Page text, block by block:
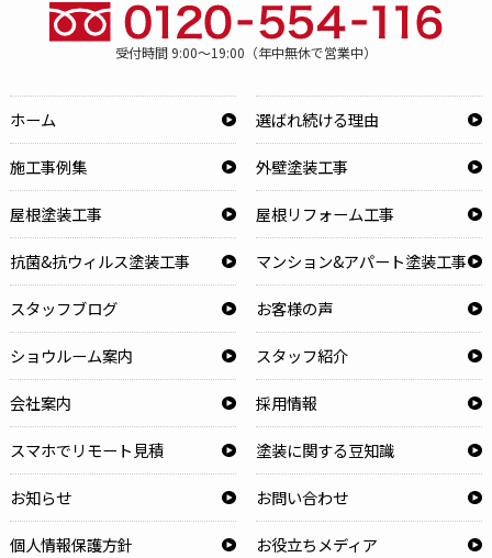
受付時間 9:00～19:00（年中無休で営業中）
ホーム 選ばれ続ける理由
施工事例集 外壁塗装工事
屋根塗装工事 屋根リフォーム工事
抗菌&抗ウィルス塗装工事 マンション&アパート塗装工事
スタッフブログ お客様の声
ショウルーム案内 スタッフ紹介
会社案内 採用情報
スマホでリモート見積 塗装に関する豆知識
お知らせ お問い合わせ
個人情報保護方針 お役立ちメディア